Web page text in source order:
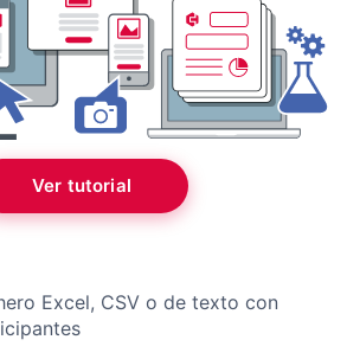
Ver tutorial
Excel, CSV o de texto con